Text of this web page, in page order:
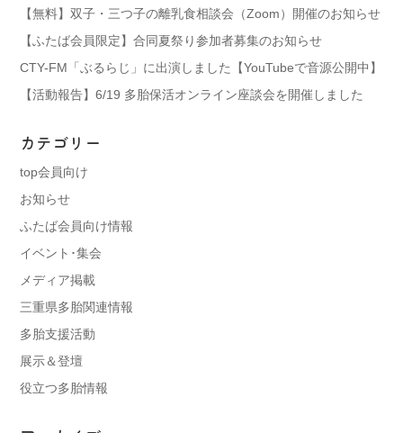
【無料】双子・三つ子の離乳食相談会（Zoom）開催のお知らせ
【ふたば会員限定】合同夏祭り参加者募集のお知らせ
CTY-FM「ぶるらじ」に出演しました【YouTubeで音源公開中】
【活動報告】6/19 多胎保活オンライン座談会を開催しました
カテゴリー
top会員向け
お知らせ
ふたば会員向け情報
イベント･集会
メディア掲載
三重県多胎関連情報
多胎支援活動
展示＆登壇
役立つ多胎情報